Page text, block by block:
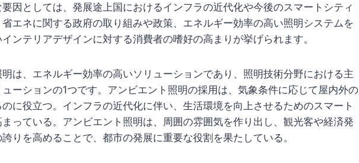
因としては、発展途上国におけるインフラの近代化や今後のスマートシティ
エネに関する政府の取り組みや政策、エネルギー効率の高い照明システムを
ンテリアデザインに対する消費者の嗜好の高まりが挙げられます。
は、エネルギー効率の高いソリューションであり、照明技術分野における主
ーションの1つです。アンビエント照明の採用は、気象条件に応じて屋内外の
に役立つ。インフラの近代化に伴い、生活環境を向上させるためのスマート
っている。アンビエント照明は、周囲の雰囲気を作り出し、観光客や経済発
りを高めることで、都市の発展に重要な役割を果たしている。